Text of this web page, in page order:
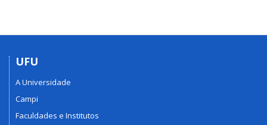
UFU
A Universidade
Campi
Faculdades e Institutos